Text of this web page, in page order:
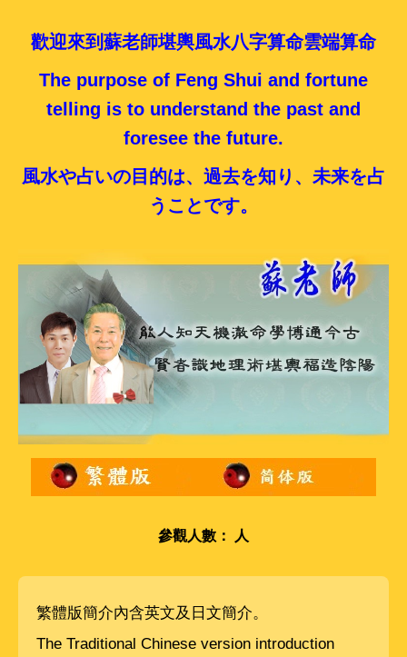
歡迎來到蘇老師堪輿風水八字算命雲端算命
The purpose of Feng Shui and fortune
telling is to understand the past and
foresee the future.
風水や占いの目的は、過去を知り、未来を占
うことです。
參觀人數： 人
繁體版簡介內含英文及日文簡介。
The Traditional Chinese version introduction